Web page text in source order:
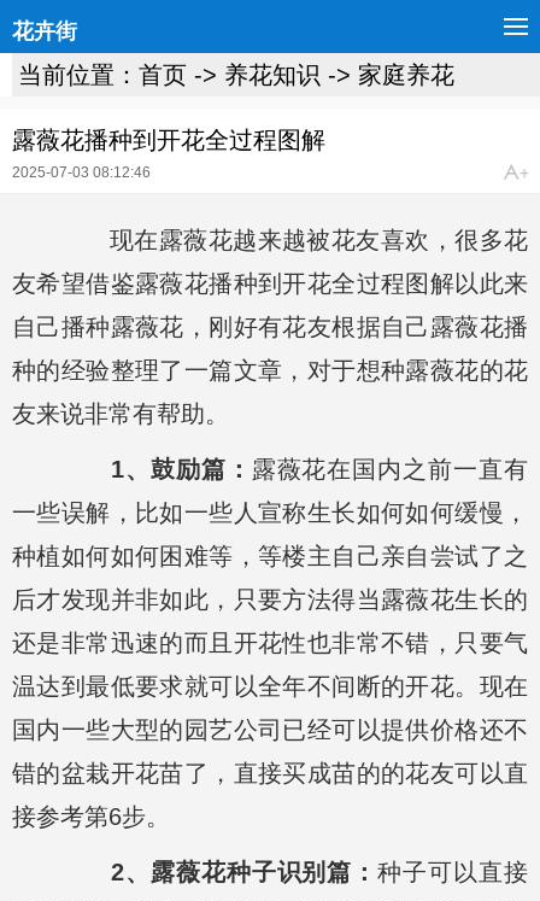
花卉街
当前位置： 首页 -> 养花知识 -> 家庭养花
露薇花播种到开花全过程图解
2025-07-03 08:12:46
现在露薇花越来越被花友喜欢，很多花
友希望借鉴露薇花播种到开花全过程图解以此来
自己播种露薇花，刚好有花友根据自己露薇花播
种的经验整理了一篇文章，对于想种露薇花的花
友来说非常有帮助。
1、鼓励篇： 露薇花在国内之前一直有
一些误解，比如一些人宣称生长如何如何缓慢，
种植如何如何困难等，等楼主自己亲自尝试了之
后才发现并非如此，只要方法得当露薇花生长的
还是非常迅速的而且开花性也非常不错，只要气
温达到最低要求就可以全年不间断的开花。现在
国内一些大型的园艺公司已经可以提供价格还不
错的盆栽开花苗了，直接买成苗的的花友可以直
接参考第6步。
2、露薇花种子识别篇：种子可以直接